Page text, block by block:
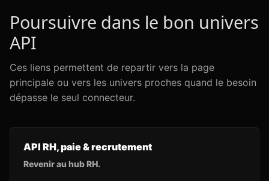
Poursuivre dans le bon univers
API
Ces liens permettent de repartir vers la page
principale ou vers les univers proches quand le besoin
dépasse le seul connecteur.
API RH, paie & recrutement
Revenir au hub RH.